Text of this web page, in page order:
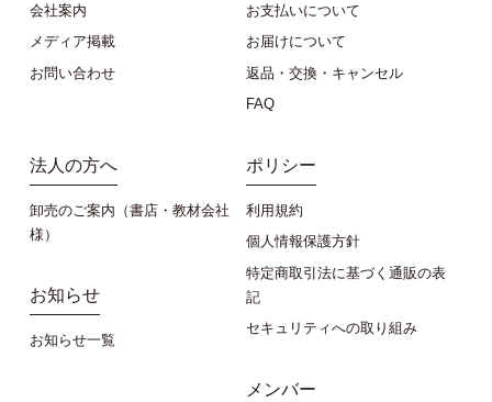
会社案内
メディア掲載
お問い合わせ
お支払いについて
お届けについて
返品・交換・キャンセル
FAQ
法人の方へ
卸売のご案内（書店・教材会社
様）
お知らせ
お知らせ一覧
ポリシー
利用規約
個人情報保護方針
特定商取引法に基づく通販の表
記
セキュリティへの取り組み
メンバー